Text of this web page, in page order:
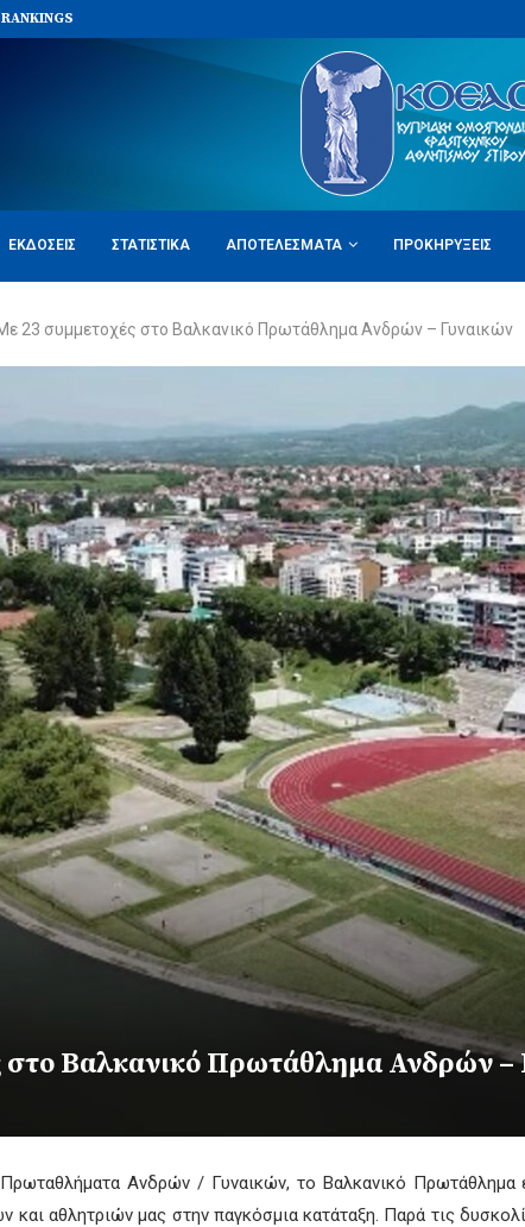
ΕΚΔΌΣΕΙΣ ΣΤΑΤΙΣΤΙΚΆ ΑΠΟΤΕΛΈΣΜΑΤΑ ΠΡΟΚΗΡΎΞΕΙΣ
23 συμμετοχές στο Βαλκανικό Πρωτάθλημα Ανδρών – Γυναικών
Βαλκανικό Πρωτάθλημα Ανδρών –
Ανδρών / Γυναικών, το Βαλκανικό Πρωτάθλημα
αθλητριών μας στην παγκόσμια κατάταξη. Παρά τις